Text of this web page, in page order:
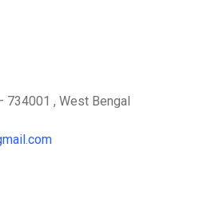
734001 , West Bengal